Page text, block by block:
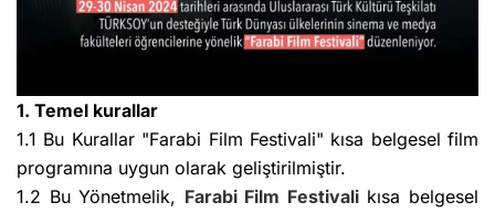
1. Temel kurallar
1.1 Bu Kurallar "Farabi Film Festivali" kısa belgesel film
programına uygun olarak geliştirilmiştir.
1.2 Bu Yönetmelik, Farabi Film Festivalikısa belgesel